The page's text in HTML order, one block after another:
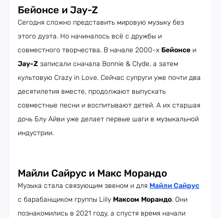
Бейонсе и Jay-Z
Сегодня сложно представить мировую музыку без
этого дуэта. Но начиналось всё с дружбы и
совместного творчества. В начале 2000-х Бейонсе и
Jay-Z записали сначала Bonnie & Clyde, а затем
культовую Crazy in Love. Сейчас супруги уже почти два
десятилетия вместе, продолжают выпускать
совместные песни и воспитывают детей. А их старшая
дочь Блу Айви уже делает первые шаги в музыкальной
индустрии.
Майли Сайрус и Макс Морандо
Музыка стала связующим звеном и для Майли Сайрус
с барабанщиком группы Liily Максом Морандо. Они
познакомились в 2021 году, а спустя время начали